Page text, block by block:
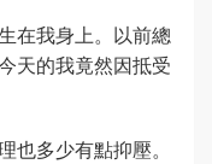
在我身上。以前總
天的我竟然因抵受
多少有點抑壓。